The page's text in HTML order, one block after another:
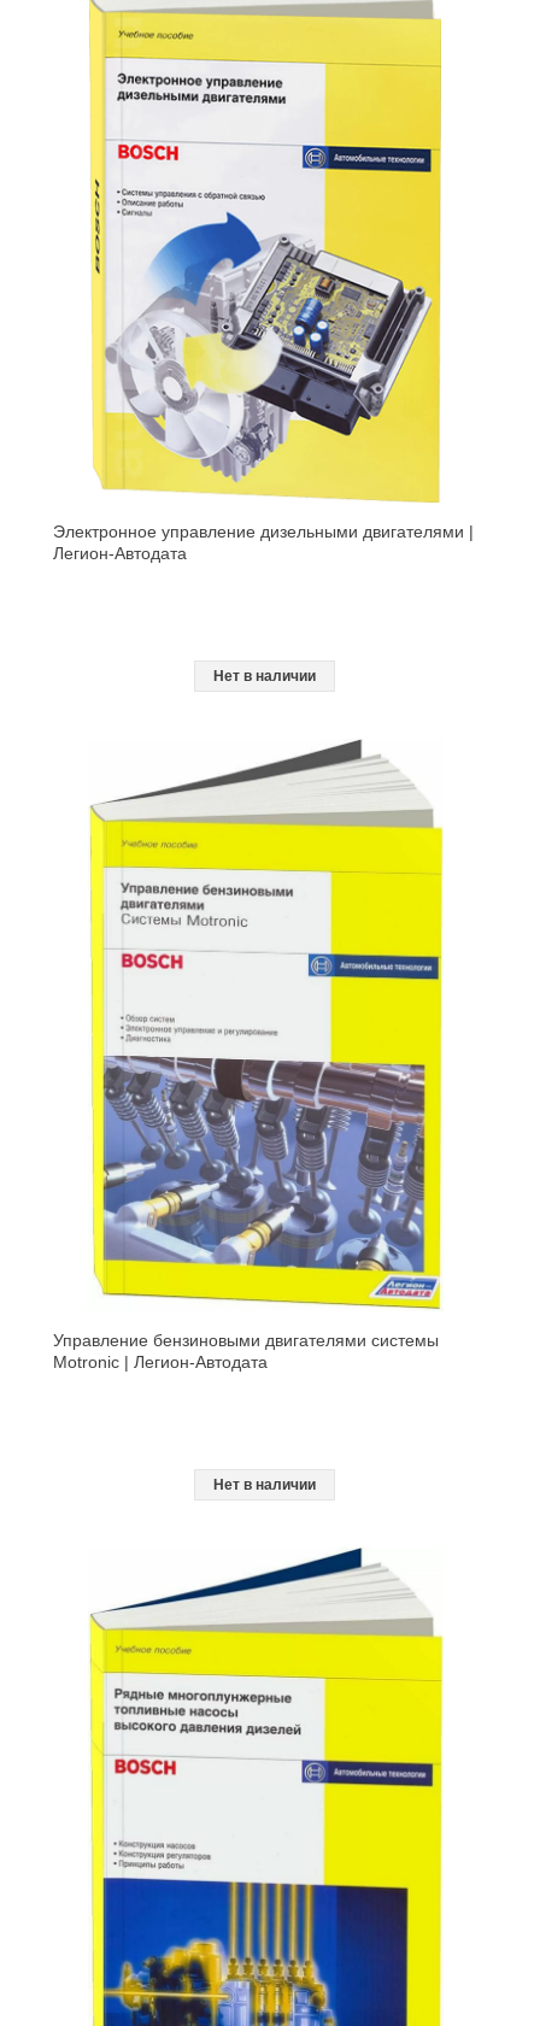
Электронное управление дизельными двигателями |
Легион-Aвтодата
Нет в наличии
Управление бензиновыми двигателями системы
Motronic | Легион-Aвтодата
Нет в наличии